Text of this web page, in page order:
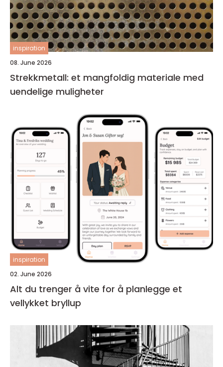
inspiration
08. June 2026
Strekkmetall: et mangfoldig materiale med
uendelige muligheter
inspiration
02. June 2026
Alt du trenger å vite for å planlegge et
vellykket bryllup